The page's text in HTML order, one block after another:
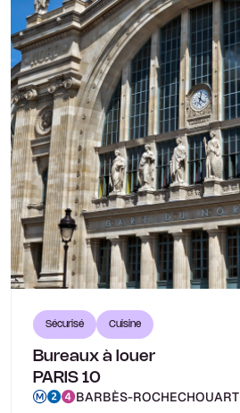
Sécurisé Cuisine
Bureaux à louer
PARIS 10
BARBÈS-ROCHECHOUART